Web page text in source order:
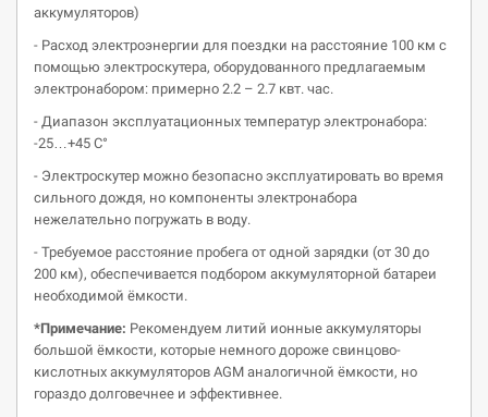
аккумуляторов)
- Расход электроэнергии для поездки на расстояние 100 км с
помощью электроскутера, оборудованного предлагаемым
электронабором: примерно 2.2 – 2.7 квт. час.
- Диапазон эксплуатационных температур электронабора:
-25…+45 С°
- Электроскутер можно безопасно эксплуатировать во время
сильного дождя, но компоненты электронабора
нежелательно погружать в воду.
- Требуемое расстояние пробега от одной зарядки (от 30 до
200 км), обеспечивается подбором аккумуляторной батареи
необходимой ёмкости.
*Примечание: Рекомендуем литий ионные аккумуляторы
большой ёмкости, которые немного дороже свинцово-
кислотных аккумуляторов AGM аналогичной ёмкости, но
гораздо долговечнее и эффективнее.